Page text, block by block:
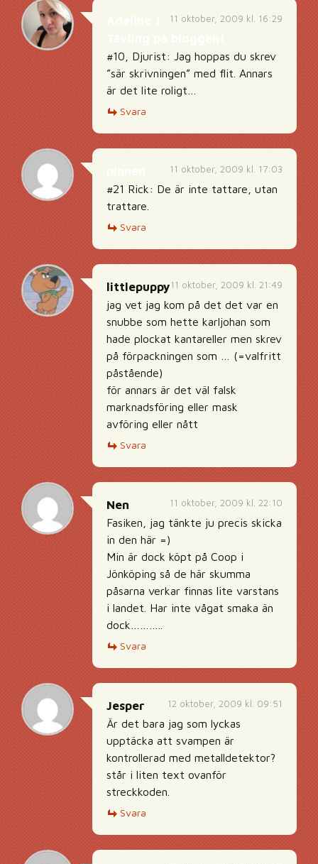
11 oktober, 2009 kl. 16:29
#10, Djurist: Jag hoppas du skrev
”sär skrivningen” med flit. Annars
är det lite roligt…
Svara
11 oktober, 2009 kl. 17:03
#21 Rick: De är inte tattare, utan
trattare.
Svara
11 oktober, 2009 kl. 21:49
littlepuppy
jag vet jag kom på det det var en
snubbe som hette karljohan som
hade plockat kantareller men skrev
på förpackningen som … (=valfritt
påstående)
för annars är det väl falsk
marknadsföring eller mask
avföring eller nått
Svara
11 oktober, 2009 kl. 22:10
Nen
Fasiken, jag tänkte ju precis skicka
in den här =)
Min är dock köpt på Coop i
Jönköping så de här skumma
påsarna verkar finnas lite varstans
i landet. Har inte vågat smaka än
dock………..
Svara
12 oktober, 2009 kl. 09:51
Jesper
Är det bara jag som lyckas
upptäcka att svampen är
kontrollerad med metalldetektor?
står i liten text ovanför
streckkoden.
Svara